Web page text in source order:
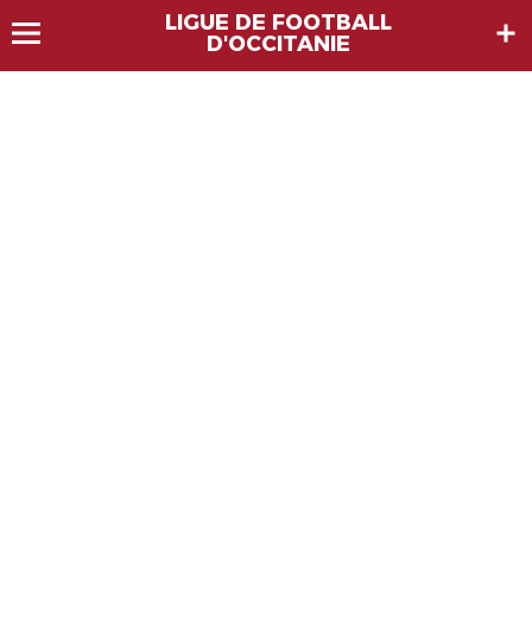
LIGUE DE FOOTBALL
D'OCCITANIE